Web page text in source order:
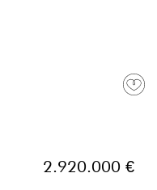
2.920.000 €